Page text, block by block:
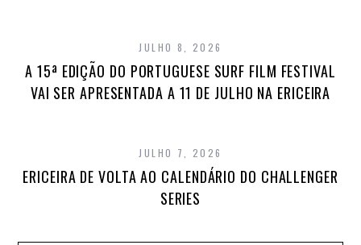
JULHO 8, 2026
A 15ª EDIÇÃO DO PORTUGUESE SURF FILM FESTIVAL
VAI SER APRESENTADA A 11 DE JULHO NA ERICEIRA
JULHO 7, 2026
ERICEIRA DE VOLTA AO CALENDÁRIO DO CHALLENGER
SERIES